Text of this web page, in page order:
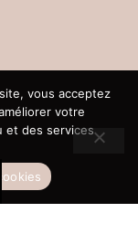
réservés.
vous acceptez
votre
et des services